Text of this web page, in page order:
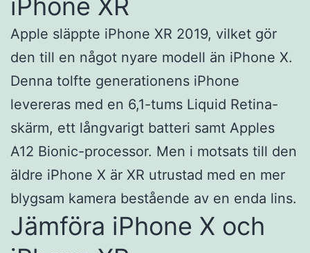
Apple släppte iPhone XR 2019, vilket gör
den till en något nyare modell än iPhone X.
Denna tolfte generationens iPhone
levereras med en 6,1-tums Liquid Retina-
skärm, ett långvarigt batteri samt Apples
A12 Bionic-processor. Men i motsats till den
äldre iPhone X är XR utrustad med en mer
blygsam kamera bestående av en enda lins.
Jämföra iPhone X och